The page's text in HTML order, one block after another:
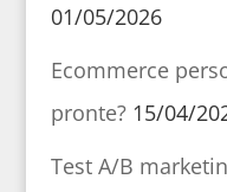
01/05/2026
Ecommerce
pronte? 15/04/
Test A/B